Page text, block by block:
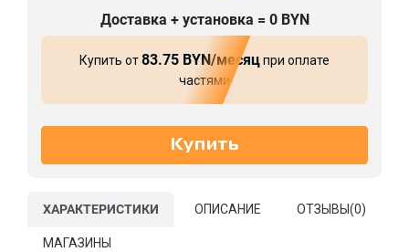
Доставка + установка = 0 BYN
Купить от83.75 BYN/месяцпри оплате
частями
ХАРАКТЕРИСТИКИ ОПИСАНИЕ ОТЗЫВЫ(0)
МАГАЗИНЫ